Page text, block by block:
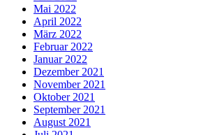
Mai 2022
April 2022
März 2022
Februar 2022
Januar 2022
Dezember 2021
November 2021
Oktober 2021
September 2021
August 2021